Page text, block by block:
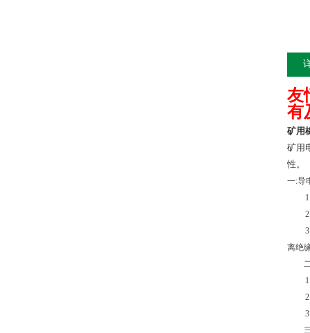
友
有
矿用
矿用
性。
一:导
1
2
3
离绝缘
1
2
3